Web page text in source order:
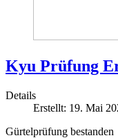
Kyu Prüfung
Details
Erstellt: 19. Mai
Gürtelprüfung bestanden